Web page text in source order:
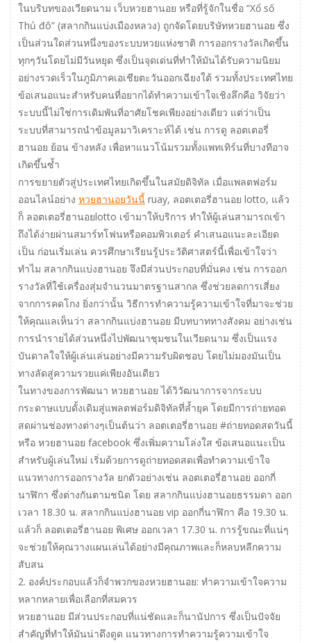
ในบริบทของเวียดนาม เว็บหวยฮานอย หรือที่รู้จักในชื่อ “Xổ số
Thủ đô” (สลากกินแบ่งเมืองหลวง) ถูกจัดโดยบริษัทหวยฮานอย ซึ่ง
เป็นส่วนใดส่วนหนึ่งของระบบหวยแห่งชาติ การออกรางวัลเกิดขึ้น
ทุกๆวันโดยไม่มีวันหยุด ซึ่งเป็นจุดเด่นที่ทำให้มันได้รับความนิยม
อย่างรวดเร็วในภูมิภาคเอเชียตะวันออกเฉียงใต้ รวมทั้งประเทศไทย
ข้อเสนอแนะสำหรับคนที่อยากได้ทำความเข้าใจเชิงลึกคือ วิจัยว่า
ระบบนี้ไม่ใช่การเดิมพันที่อาศัยโชคเพียงอย่างเดียว แต่ว่าเป็น
ระบบที่สามารถนำข้อมูลมาวิเคราะห์ได้ เช่น การดู ลอตเตอรี่
ฮานอย ย้อน ข้างหลัง เพื่อหาแนวโน้มรวมทั้งแพทเทิร์นที่บางทีอาจ
เกิดขึ้นซ้ำ
การขยายตัวสู่ประเทศไทยเกิดขึ้นในสมัยดิจิทัล เมื่อแพลตฟอร์ม
ออนไลน์อย่าง หวยฮานอยวันนี้ ruay, ลอตเตอรี่ฮานอย lotto, แล้ว
ก็ ลอตเตอรี่ฮานอยlotto เข้ามาให้บริการ ทำให้ผู้เล่นสามารถเข้า
ถึงได้ง่ายผ่านสมาร์ทโฟนหรือคอมพิวเตอร์ คำเสนอแนะละเอียด
เป็น ก่อนเริ่มเล่น ควรศึกษาเรียนรู้ประวัติศาสตร์นี้เพื่อเข้าใจว่า
ทำไม สลากกินแบ่งฮานอย จึงมีส่วนประกอบที่มั่นคง เช่น การออก
รางวัลที่ใช้เครื่องสุ่มจำนวนมาตรฐานสากล ซึ่งช่วยลดการเสี่ยง
จากการคดโกง ยิ่งกว่านั้น วิธีการทำความรู้ความเข้าใจที่มาจะช่วย
ให้คุณแลเห็นว่า สลากกินแบ่งฮานอย มีบทบาททางสังคม อย่างเช่น
การนำรายได้ส่วนหนึ่งไปพัฒนาชุมชนในเวียดนาม ซึ่งเป็นแรง
บันดาลใจให้ผู้เล่นเล่นอย่างมีความรับผิดชอบ โดยไม่มองมันเป็น
ทางลัดสู่ความรวยแค่เพียงอันเดียว
ในทางของการพัฒนา หวยฮานอย ได้วิวัฒนาการจากระบบ
กระดาษแบบดั้งเดิมสู่แพลตฟอร์มดิจิทัลที่ล้ำยุค โดยมีการถ่ายทอด
สดผ่านช่องทางต่างๆเป็นต้นว่า ลอตเตอรี่ฮานอย #ถ่ายทอดสดวันนี้
หรือ หวยฮานอย facebook ซึ่งเพิ่มความโล่งใส ข้อเสนอแนะเป็น
สำหรับผู้เล่นใหม่ เริ่มด้วยการดูถ่ายทอดสดเพื่อทำความเข้าใจ
แนวทางการออกรางวัล ยกตัวอย่างเช่น ลอตเตอรี่ฮานอย ออกกี่
นาฬิกา ซึ่งต่างกันตามชนิด โดย สลากกินแบ่งฮานอยธรรมดา ออก
เวลา 18.30 น. สลากกินแบ่งฮานอย vip ออกกี่นาฬิกา คือ 19.30 น.
แล้วก็ ลอตเตอรี่ฮานอย พิเศษ ออกเวลา 17.30 น. การรู้ขณะที่แน่ๆ
จะช่วยให้คุณวางแผนเล่นได้อย่างมีคุณภาพและก็หลบหลีกความ
สับสน
2. องค์ประกอบแล้วก็จำพวกของหวยฮานอย: ทำความเข้าใจความ
หลากหลายเพื่อเลือกที่สมควร
หวยฮานอย มีส่วนประกอบที่แน่ชัดและก็นานัปการ ซึ่งเป็นปัจจัย
สำคัญที่ทำให้มันน่าดึงดูด แนวทางการทำความรู้ความเข้าใจ